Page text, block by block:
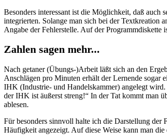
Besonders interessant ist die Möglichkeit, daß auch
integrierten. Solange man sich bei der Textkreation
Angabe der Fehlerstelle. Auf der Programmdiskette
Zahlen sagen mehr...
Nach getaner (Übungs-)Arbeit läßt sich an den
Anschlägen pro Minuten erhält der Lernende sogar
IHK (Industrie- und Handelskammer) angelegt
der IHK ist äußerst streng!“ In der Tat kommt man
ablesen.
Für besonders sinnvoll halte ich die Darstellung
Häufigkeit angezeigt. Auf diese Weise kann man